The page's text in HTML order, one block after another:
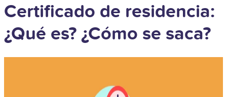
Certificado de residencia:
¿Qué es? ¿Cómo se saca?